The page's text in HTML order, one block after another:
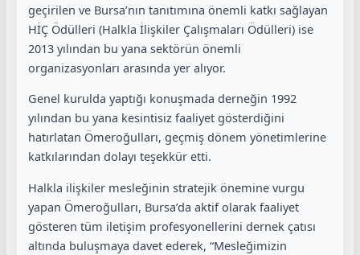
geçirilen ve Bursa’nın tanıtımına önemli katkı sağlayan
HİÇ Ödülleri (Halkla İlişkiler Çalışmaları Ödülleri) ise
2013 yılından bu yana sektörün önemli
organizasyonları arasında yer alıyor.
Genel kurulda yaptığı konuşmada derneğin 1992
yılından bu yana kesintisiz faaliyet gösterdiğini
hatırlatan Ömeroğulları, geçmiş dönem yönetimlerine
katkılarından dolayı teşekkür etti.
Halkla ilişkiler mesleğinin stratejik önemine vurgu
yapan Ömeroğulları, Bursa’da aktif olarak faaliyet
gösteren tüm iletişim profesyonellerini dernek çatısı
altında buluşmaya davet ederek, “Mesleğimizin